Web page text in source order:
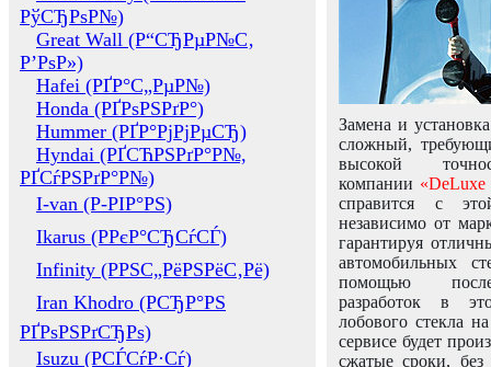
РўСЂРѕР№)
Great Wall (Р“СЂРµР№С‚
Р’РѕР»)
Hafei (РҐР°С„РµР№)
Honda (РҐРѕРЅРґР°)
Hummer (РҐР°РјРјРµСЂ)
Hyndai (РҐСЋРЅРґР°Р№,
РҐСѓРЅРґР°Р№)
I-van (Р-РІР°РЅ)
Ikarus (РРєР°СЂСѓСЃ)
Infinity (РРЅС„РёРЅРёС‚Рё)
Iran Khodro (РСЂР°РЅ
РҐРѕРЅРґСЂРѕ)
Isuzu (РСЃСѓР·Сѓ)
Замена и
сложный,
высокой
компании «DeLuxe
справится с
независимо от
гарантируя
автомобильных
помощью
разработок в
лобового стекла
сервисе будет
сжатые сроки,